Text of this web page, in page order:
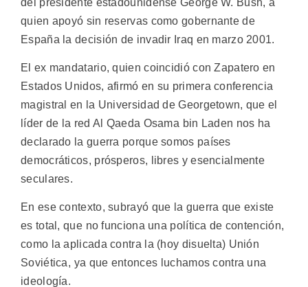
quien apoyó sin reservas como gobernante de
España la decisión de invadir Iraq en marzo 2001.
El ex mandatario, quien coincidió con Zapatero en
Estados Unidos, afirmó en su primera conferencia
magistral en la Universidad de Georgetown, que el
líder de la red Al Qaeda Osama bin Laden nos ha
declarado la guerra porque somos países
democráticos, prósperos, libres y esencialmente
seculares.
En ese contexto, subrayó que la guerra que existe
es total, que no funciona una política de contención,
como la aplicada contra la (hoy disuelta) Unión
Soviética, ya que entonces luchamos contra una
ideología.